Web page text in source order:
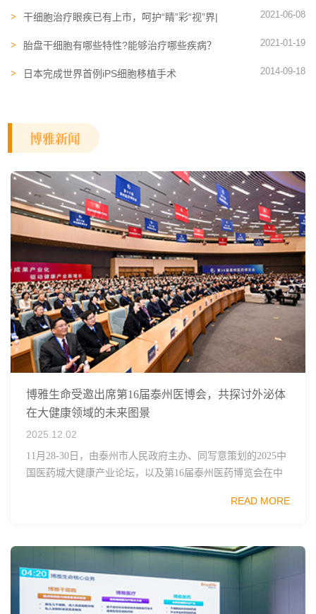
干细胞治疗眼疾已有上市，呵护“睛”彩“视”界|
2021-06-08
胎盘干细胞​有哪些特性?能够治疗哪些疾病？ 2021-01-19
日本完成世界首例iPS细胞移植手术 2014-09-18
博雅新闻
博雅生命受邀出席第16届泰州医博会，共探讨外泌体
在大健康领域的未来图景
2025.12.02
11月28-30日，由泰州市人民政府主办、同写意策划的2025中
国医药城大健康产业论坛，以及第16届泰州医药博览会在中
READ MORE